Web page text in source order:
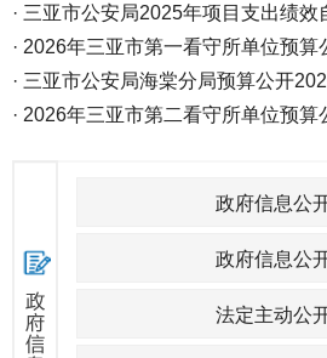
· 三亚市公安局2025年项目支出绩效
· 2026年三亚市第一看守所单位预算
· 三亚市公安局海棠分局预算公开
· 2026年三亚市第二看守所单位预算
政府信息公
政府信息公
法定主动公